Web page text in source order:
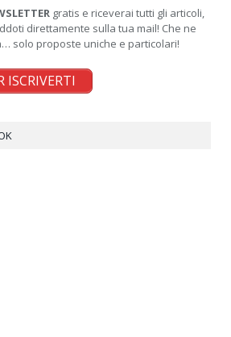
gratis e riceverai tutti gli articoli,
direttamente sulla tua mail! Che ne
solo proposte uniche e particolari!
ISCRIVERTI